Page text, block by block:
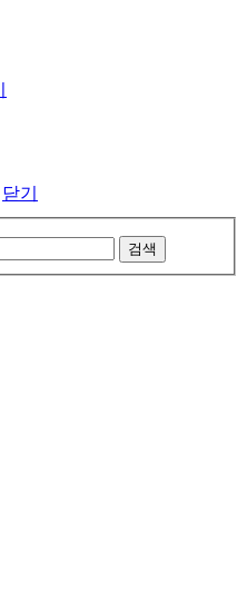
닫기
검색